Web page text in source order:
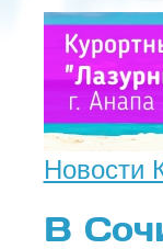
Новости
В